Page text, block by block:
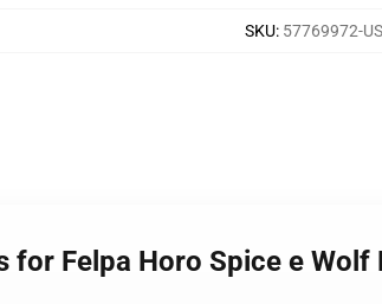
SKU: 57769972-
for Felpa Horo Spice e Wolf